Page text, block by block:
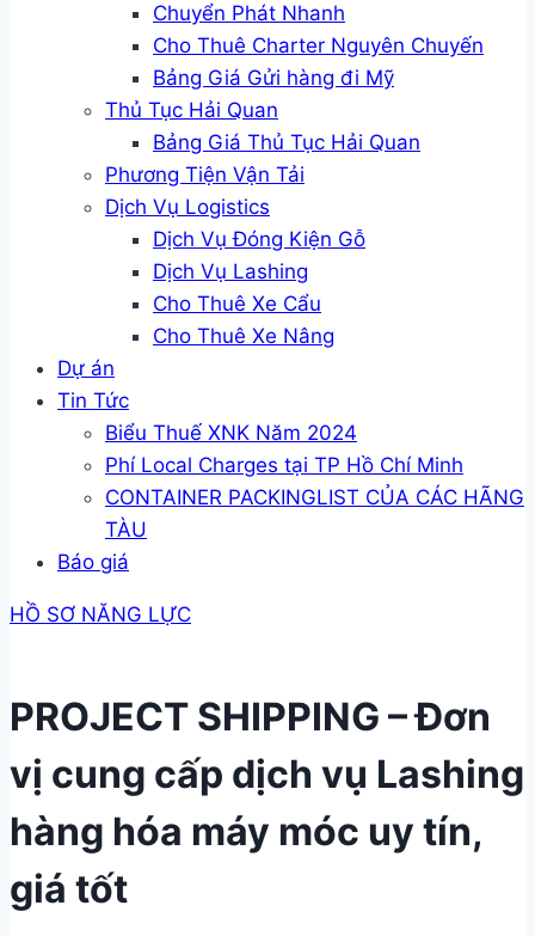
Chuyển Phát Nhanh
Cho Thuê Charter Nguyên Chuyến
Bảng Giá Gửi hàng đi Mỹ
Thủ Tục Hải Quan
Bảng Giá Thủ Tục Hải Quan
Phương Tiện Vận Tải
Dịch Vụ Logistics
Dịch Vụ Đóng Kiện Gỗ
Dịch Vụ Lashing
Cho Thuê Xe Cẩu
Cho Thuê Xe Nâng
Dự án
Tin Tức
Biểu Thuế XNK Năm 2024
Phí Local Charges tại TP Hồ Chí Minh
CONTAINER PACKINGLIST CỦA CÁC HÃNG
TÀU
Báo giá
HỒ SƠ NĂNG LỰC
PROJECT SHIPPING – Đơn
vị cung cấp dịch vụ Lashing
hàng hóa máy móc uy tín,
giá tốt